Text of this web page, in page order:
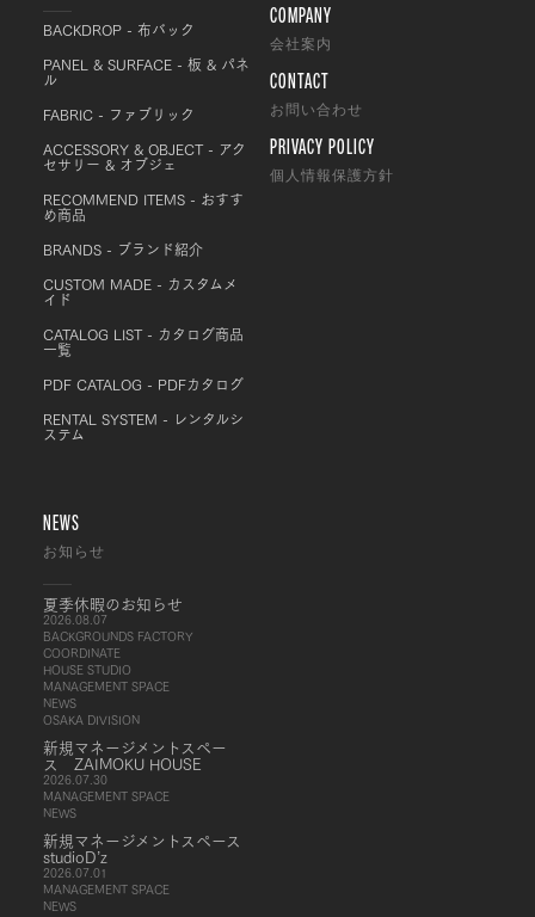
BACKDROP - 布バック
PANEL & SURFACE - 板 & パネ
ル
FABRIC - ファブリック
ACCESSORY & OBJECT - アク
セサリー & オブジェ
RECOMMEND ITEMS - おすす
め商品
BRANDS - ブランド紹介
CUSTOM MADE - カスタムメ
イド
CATALOG LIST - カタログ商品
一覧
PDF CATALOG - PDFカタログ
RENTAL SYSTEM - レンタルシ
ステム
COMPANY
会社案内
CONTACT
お問い合わせ
PRIVACY POLICY
個人情報保護方針
NEWS
お知らせ
夏季休暇のお知らせ
2026.08.07
BACKGROUNDS FACTORY
COORDINATE
HOUSE STUDIO
MANAGEMENT SPACE
NEWS
OSAKA DIVISION
新規マネージメントスペー
ス ZAIMOKU HOUSE
2026.07.30
MANAGEMENT SPACE
NEWS
新規マネージメントスペース
studioD’z
2026.07.01
MANAGEMENT SPACE
NEWS